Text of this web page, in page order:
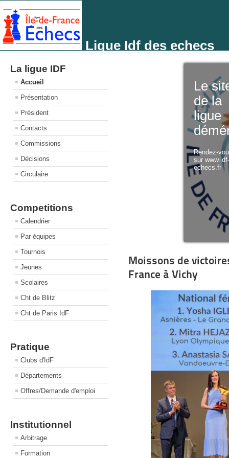
Ligue Idf des echecs
La ligue IDF
Accueil
Présentation
Président
Contacts
Commissions
Décisions
Circulaire
Competitions
Calendrier
Par équipes
Tournois
Jeunes
Scolaires
Cht de Blitz
Cht de Paris IdF
Pratique
Clubs d'IdF
Départements
Offres/Demande d'emploi
Institutionnel
Arbitrage
Formation
Le
de la
ligue
Rendez-
sur
echecs.fr
Moissons de
France à Vichy